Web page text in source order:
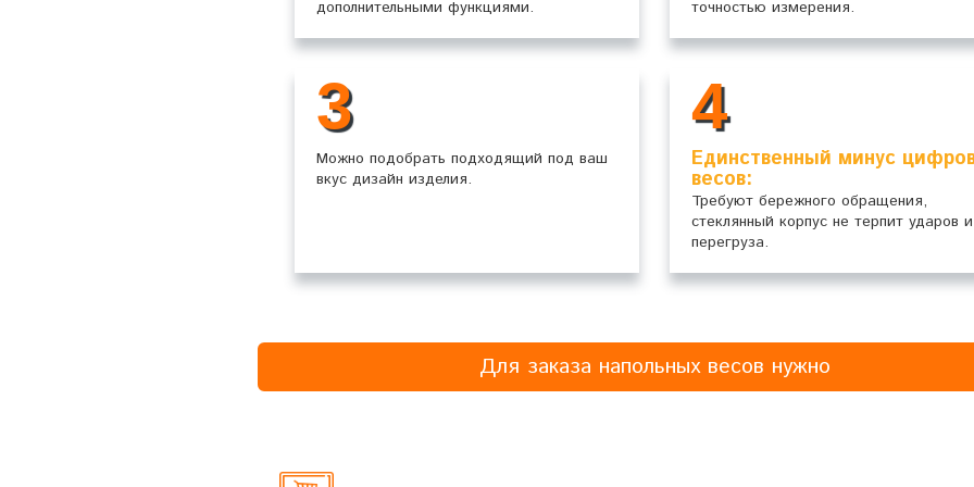
дополнительными функциями. точностью измерения.
3
Можно подобрать подходящий под ваш
вкус дизайн изделия.
4
Единственный минус
весов:
Требуют бережного обращения,
стеклянный корпус не терпит ударов и
перегруза.
Для заказа напольных весов нужно